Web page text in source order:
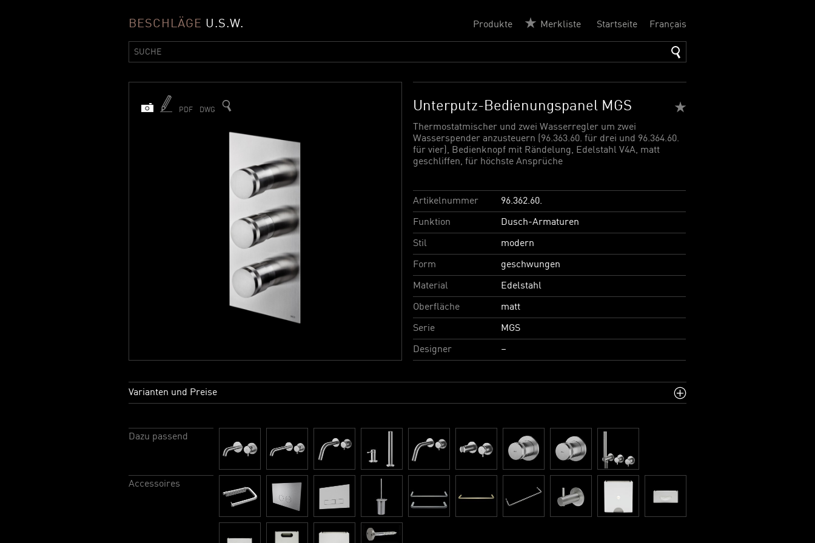
Français
Startseite
Merkliste
Produkte
BESCHLÄGE U.S.W.
PDF DWG Unterputz-Bedienungspanel MGS
Thermostatmischer und zwei Wasserregler um zwei
Wasserspender anzusteuern (96.363.60. für drei und 96.364.60.
für vier), Bedienknopf mit Rändelung, Edelstahl V4A, matt
geschliffen, für höchste Ansprüche
Artikelnummer 96.362.60.
Funktion Dusch-Armaturen
Stil modern
Form geschwungen
Material Edelstahl
Oberfläche matt
Serie MGS
Designer –
Varianten und Preise
Dazu passend
Accessoires